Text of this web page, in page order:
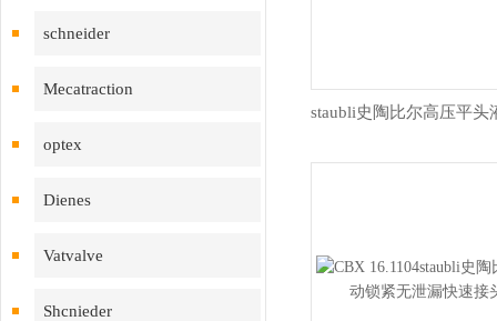
schneider
Mecatraction
optex
Dienes
Vatvalve
Shcnieder